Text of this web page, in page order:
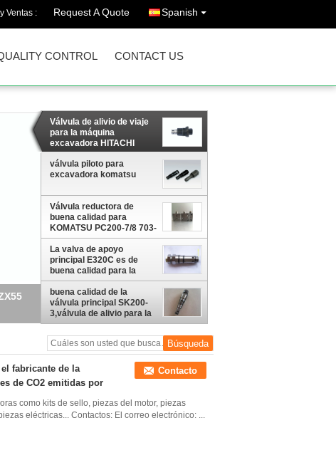
Ventas : Request A Quote Spanish
CONTROL CONTACT US
Válvula de alivio de viaje
para la máquina
excavadora HITACHI
ZX55 ZAX55
válvula piloto para
excavadora komatsu
Válvula reductora de
buena calidad para
KOMATSU PC200-7/8 703-
40-70100
La valva de apoyo
principal E320C es de
buena calidad para la
válvula de control
buena calidad de la
válvula principal SK200-
3,válvula de alivio para la
válvula de control
fabricante de la
de CO2 emitidas por
Contacto
como kits de sello, piezas del motor, piezas
eléctricas... Contactos: El correo electrónico: ...